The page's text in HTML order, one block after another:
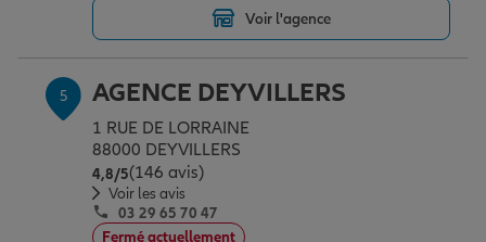
Voir l'agence
5 AGENCE DEYVILLERS
1 RUE DE LORRAINE
88000 DEYVILLERS
4,8/5Note de 4.8 sur 5
(146 avis)
Voir les avis
03 29 65 70 47
Fermé actuellement